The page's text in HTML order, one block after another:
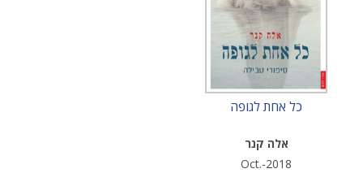
כל אחת לגופה
אלה קנר
Oct.-2018